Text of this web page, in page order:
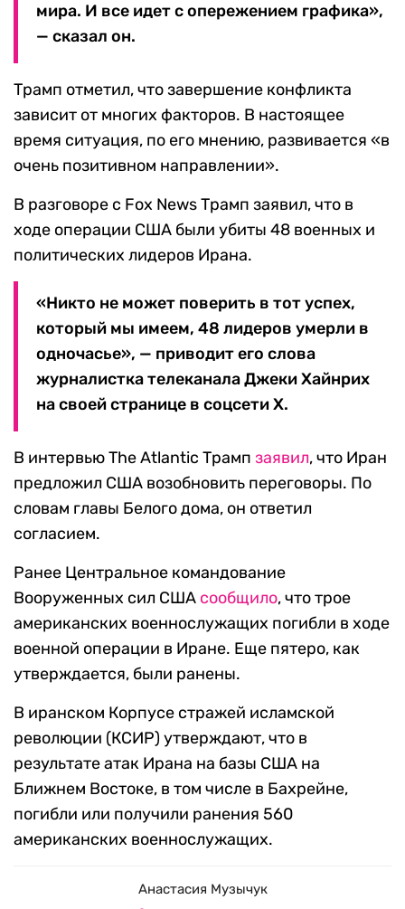
мира. И все идет с опережением графика»,
— сказал он.
Трамп отметил, что завершение конфликта
зависит от многих факторов. В настоящее
время ситуация, по его мнению, развивается «в
очень позитивном направлении».
В разговоре с Fox News Трамп заявил, что в
ходе операции США были убиты 48 военных и
политических лидеров Ирана.
«Никто не может поверить в тот успех,
который мы имеем, 48 лидеров умерли в
одночасье», — приводит его слова
журналистка телеканала Джеки Хайнрих
на своей странице в соцсети Х.
В интервью The Atlantic Трамп заявил, что Иран
предложил США возобновить переговоры. По
словам главы Белого дома, он ответил
согласием.
Ранее Центральное командование
Вооруженных сил США сообщило, что трое
американских военнослужащих погибли в ходе
военной операции в Иране. Еще пятеро, как
утверждается, были ранены.
В иранском Корпусе стражей исламской
революции (КСИР) утверждают, что в
результате атак Ирана на базы США на
Ближнем Востоке, в том числе в Бахрейне,
погибли или получили ранения 560
американских военнослужащих.
Анастасия Музычук